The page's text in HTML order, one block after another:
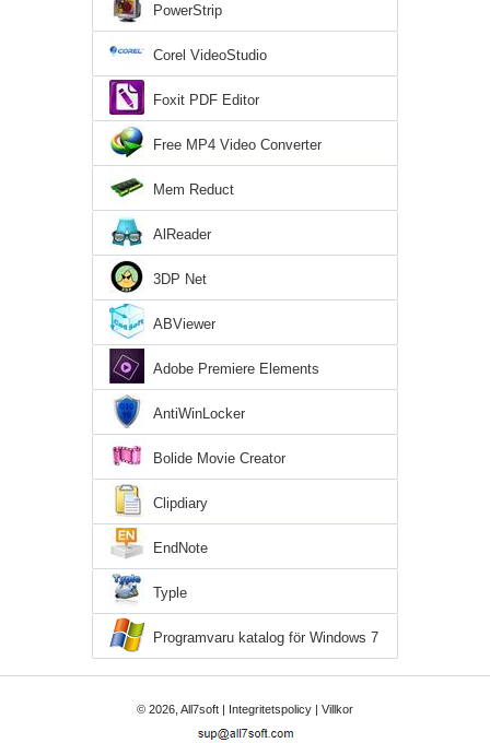
PowerStrip
Corel VideoStudio
Foxit PDF Editor
Free MP4 Video Converter
Mem Reduct
AlReader
3DP Net
ABViewer
Adobe Premiere Elements
AntiWinLocker
Bolide Movie Creator
Clipdiary
EndNote
Typle
Programvaru katalog för Windows 7
© 2026, All7soft | Integritetspolicy | Villkor